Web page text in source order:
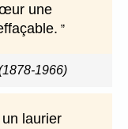
une
1966)
laurier